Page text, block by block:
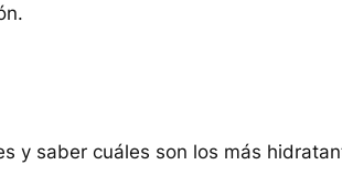
y saber cuáles son los más